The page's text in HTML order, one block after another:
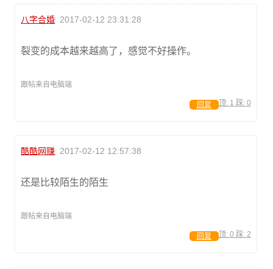
八字合婚 2017-02-12 23:31:28
裂变的成本越来越高了，感觉不好操作。
跟帖来自电脑端
顶: 1 踩: 0
回复
酷酷网赚 2017-02-12 12:57:38
还是比较陌生的陌生
跟帖来自电脑端
顶: 0 踩: 2
回复